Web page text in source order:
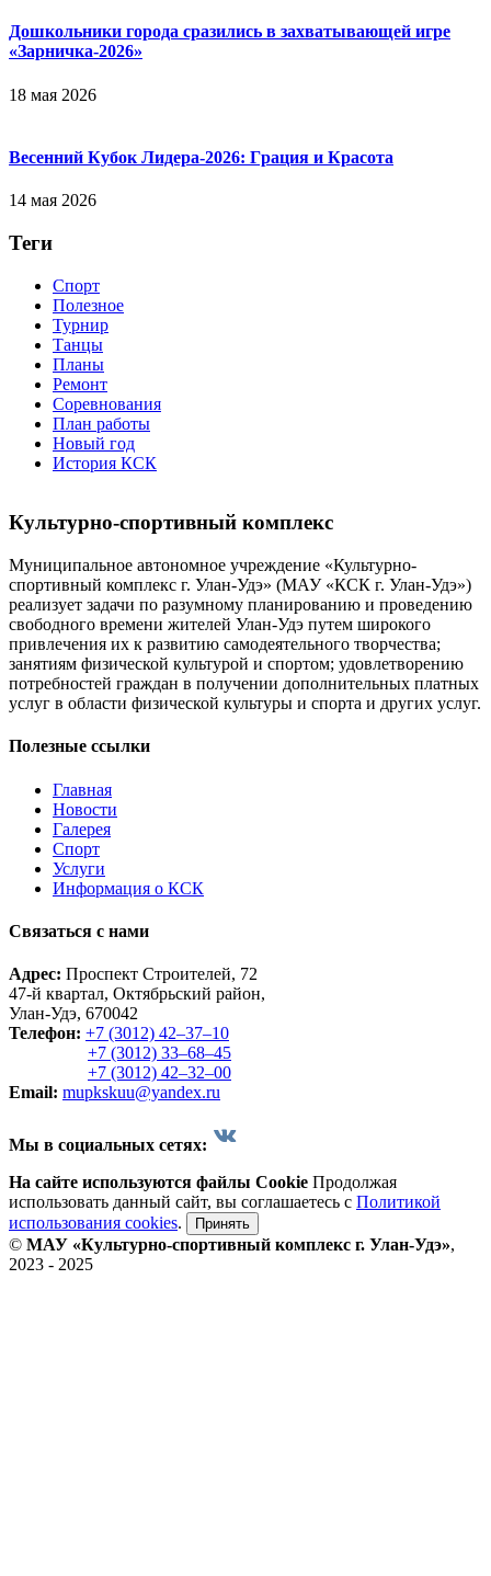
Дошкольники города сразились в захватывающей игре
«Зарничка‑2026»
18 мая 2026
Весенний Кубок Лидера-2026: Гpaция и Кpacoтa
14 мая 2026
Теги
Спорт
Полезное
Турнир
Танцы
Планы
Ремонт
Соревнования
План работы
Новый год
История КСК
Культурно-спортивный комплекс
Муниципальное автономное учреждение «Культурно-
спортивный комплекс г. Улан-Удэ» (МАУ «КСК г. Улан-Удэ»)
реализует задачи по разумному планированию и проведению
свободного времени жителей Улан-Удэ путем широкого
привлечения их к развитию самодеятельного творчества;
занятиям физической культурой и спортом; удовлетворению
потребностей граждан в получении дополнительных платных
услуг в области физической культуры и спорта и других услуг.
Полезные ссылки
Главная
Новости
Галерея
Спорт
Услуги
Информация о КСК
Связаться с нами
Адрес: Проспект Строителей, 72
47-й квартал, Октябрьский район,
Улан-Удэ, 670042
Телефон: +7 (3012) 42‒37‒10
+7 (3012) 33‒68‒45
+7 (3012) 42‒32‒00
Email: mupkskuu@yandex.ru
Мы в социальных сетях:
На сайте используются файлы Cookie Продолжая
использовать данный сайт, вы соглашаетесь с Политикой
использования cookies. Принять
© МАУ «Культурно-спортивный комплекс г. Улан-Удэ»,
2023 - 2025